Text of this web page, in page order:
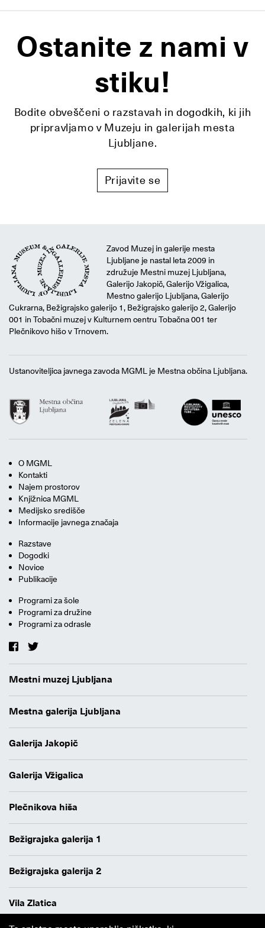
Ostanite z nami v
stiku!
Bodite obveščeni o razstavah in dogodkih, ki jih
pripravljamo v Muzeju in galerijah mesta
Ljubljane.
Prijavite se
Zavod Muzej in galerije mesta
Ljubljane je nastal leta 2009 in
združuje Mestni muzej Ljubljana,
Galerijo Jakopič, Galerijo Vžigalica,
Mestno galerijo Ljubljana, Galerijo
Cukrarna, Bežigrajsko galerijo 1, Bežigrajsko galerijo 2, Galerijo
001 in Tobačni muzej v Kulturnem centru Tobačna 001 ter
Plečnikovo hišo v Trnovem.
Ustanoviteljica javnega zavoda MGML je Mestna občina Ljubljana.
O MGML
Kontakti
Najem prostorov
Knjižnica MGML
Medijsko središče
Informacije javnega značaja
Razstave
Dogodki
Novice
Publikacije
Programi za šole
Programi za družine
Programi za odrasle
Mestni muzej Ljubljana
Mestna galerija Ljubljana
Galerija Jakopič
Galerija Vžigalica
Plečnikova hiša
Bežigrajska galerija 1
Bežigrajska galerija 2
Vila Zlatica